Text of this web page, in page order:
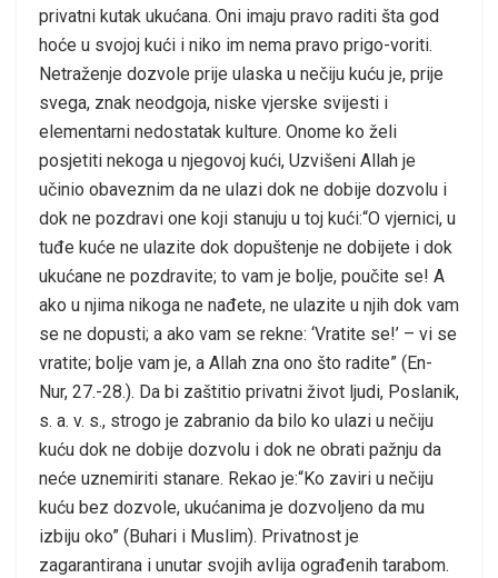
privatni kutak ukućana. Oni imaju pravo raditi šta god
hoće u svojoj kući i niko im nema pravo prigo-voriti.
Netraženje dozvole prije ulaska u nečiju kuću je, prije
svega, znak neodgoja, niske vjerske svijesti i
elementarni nedostatak kulture. Onome ko želi
posjetiti nekoga u njegovoj kući, Uzvišeni Allah je
učinio obaveznim da ne ulazi dok ne dobije dozvolu i
dok ne pozdravi one koji stanuju u toj kući:“O vjernici, u
tuđe kuće ne ulazite dok dopuštenje ne dobijete i dok
ukućane ne pozdravite; to vam je bolje, poučite se! A
ako u njima nikoga ne nađete, ne ulazite u njih dok vam
se ne dopusti; a ako vam se rekne: ‘Vratite se!’ – vi se
vratite; bolje vam je, a Allah zna ono što radite” (En-
Nur, 27.-28.). Da bi zaštitio privatni život ljudi, Poslanik,
s. a. v. s., strogo je zabranio da bilo ko ulazi u nečiju
kuću dok ne dobije dozvolu i dok ne obrati pažnju da
neće uznemiriti stanare. Rekao je:“Ko zaviri u nečiju
kuću bez dozvole, ukućanima je dozvoljeno da mu
izbiju oko” (Buhari i Muslim). Privatnost je
zagarantirana i unutar svojih avlija ograđenih tarabom.